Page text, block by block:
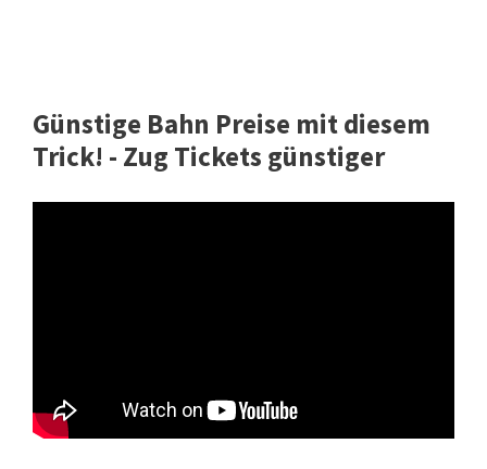
Günstige Bahn Preise mit diesem
Trick! - Zug Tickets günstiger